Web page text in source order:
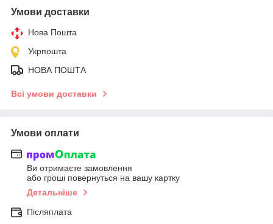
Умови доставки
Нова Пошта
Укрпошта
НОВА ПОШТА
Всі умови доставки
Умови оплати
Ви отримаєте замовлення
або гроші повернуться на вашу картку
Детальніше
Післяплата